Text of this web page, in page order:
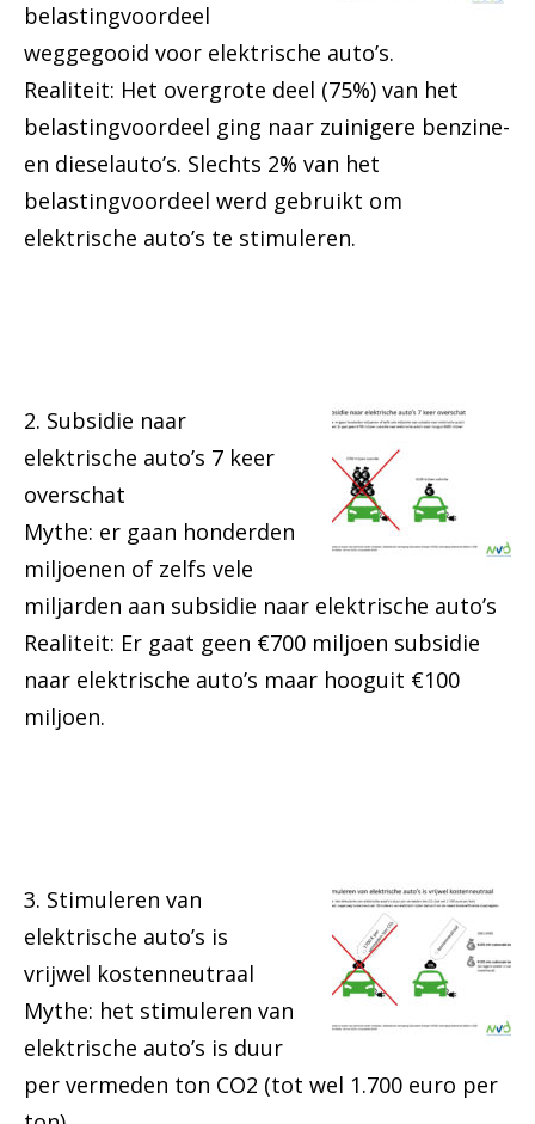
belastingvoordeel
weggegooid voor elektrische auto’s.
Realiteit: Het overgrote deel (75%) van het
belastingvoordeel ging naar zuinigere benzine-
en dieselauto’s. Slechts 2% van het
belastingvoordeel werd gebruikt om
elektrische auto’s te stimuleren.
2. Subsidie naar
elektrische auto’s 7 keer
overschat
Mythe: er gaan honderden
miljoenen of zelfs vele
miljarden aan subsidie naar elektrische auto’s
Realiteit: Er gaat geen €700 miljoen subsidie
naar elektrische auto’s maar hooguit €100
miljoen.
3. Stimuleren van
elektrische auto’s is
vrijwel kostenneutraal
Mythe: het stimuleren van
elektrische auto’s is duur
per vermeden ton CO2 (tot wel 1.700 euro per